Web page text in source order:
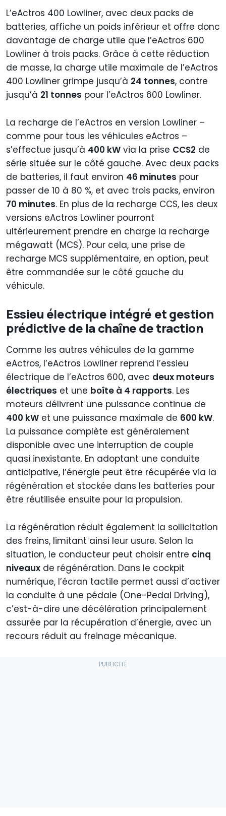
L’eActros 400 Lowliner, avec deux packs de
batteries, affiche un poids inférieur et offre donc
davantage de charge utile que l’eActros 600
Lowliner à trois packs. Grâce à cette réduction
de masse, la charge utile maximale de l’eActros
400 Lowliner grimpe jusqu’à 24 tonnes, contre
jusqu’à 21 tonnes pour l’eActros 600 Lowliner.
La recharge de l’eActros en version Lowliner –
comme pour tous les véhicules eActros –
s’effectue jusqu’à 400 kW via la prise CCS2 de
série située sur le côté gauche. Avec deux packs
de batteries, il faut environ 46 minutes pour
passer de 10 à 80 %, et avec trois packs, environ
70 minutes. En plus de la recharge CCS, les deux
versions eActros Lowliner pourront
ultérieurement prendre en charge la recharge
mégawatt (MCS). Pour cela, une prise de
recharge MCS supplémentaire, en option, peut
être commandée sur le côté gauche du
véhicule.
Essieu électrique intégré et gestion
prédictive de la chaîne de traction
Comme les autres véhicules de la gamme
eActros, l’eActros Lowliner reprend l’essieu
électrique de l’eActros 600, avec deux moteurs
électriques et une boîte à 4 rapports. Les
moteurs délivrent une puissance continue de
400 kW et une puissance maximale de 600 kW.
La puissance complète est généralement
disponible avec une interruption de couple
quasi inexistante. En adoptant une conduite
anticipative, l’énergie peut être récupérée via la
régénération et stockée dans les batteries pour
être réutilisée ensuite pour la propulsion.
La régénération réduit également la sollicitation
des freins, limitant ainsi leur usure. Selon la
situation, le conducteur peut choisir entre cinq
niveaux de régénération. Dans le cockpit
numérique, l’écran tactile permet aussi d’activer
la conduite à une pédale (One-Pedal Driving),
c’est-à-dire une décélération principalement
assurée par la récupération d’énergie, avec un
recours réduit au freinage mécanique.